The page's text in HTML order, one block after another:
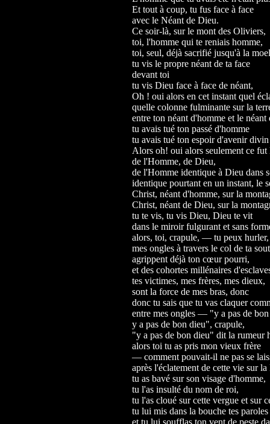
Et tout à coup, tu fus face à face
avec le Néant de Dieu.
Ce soir-là, sur le mont des Oliviers,
toi, l'homme qui te reniais homme,
toi, seul, déjà sacrifié jusqu'à la
tu vis le propre néant de ta face
devant toi
tu vis Dieu face à face de néant,
Oh ! oui alors en cet instant quel
quelle colonne fulminante sur la
entre ton néant d'homme et le néant
tu avais tué ton passé d'homme
tu avais tué ton espoir d'avenir divin
Alors oh! oui alors seulement ce fut
de l'Homme, de Dieu,
de l'Homme identique à Dieu dans
identique pourtant en un instant, le
Christ, néant d'homme, sur la
Christ, néant de Dieu, sur la
tu te vis, tu vis Dieu, Dieu te vit
dans le miroir fulgurant et sans
alors, toi, crapule, — tu peux hurler,
mes ongles à travers le col de ta
agrippent déjà ton cœur pourri,
et des cohortes millénaires
tes victimes, mes frères, mes dieux,
sont la force de mes bras, donc
donc tu sais que tu vas claquer
entre mes ongles — "y a pas de
y a pas de bon dieu", crapule,
"y a pas de bon dieu" dit la rumeur
alors toi tu as pris mon vieux frère
— comment pouvait-il ne pas se
après l'éclatement de cette vie sur
tu as bavé sur son visage d'homme,
tu l'as insulté du nom de roi,
tu l'as cloué sur cette vergue et sur
tu lui mis dans la bouche tes paroles
et tu lui soufflas ton vent de peste